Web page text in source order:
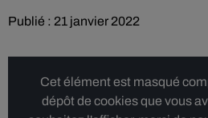
Publié : 21 janvier 2022
Cet élément est masqué
dépôt de cookies que vous